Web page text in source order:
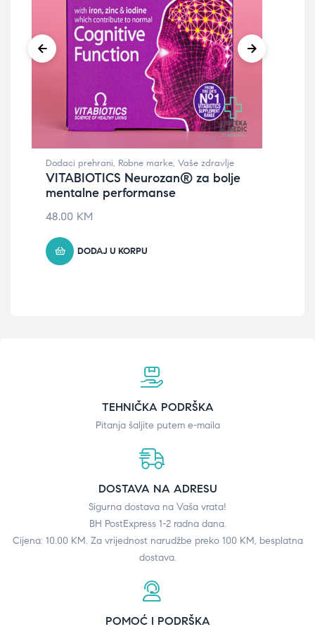
Dodaci prehrani, Robne marke, Vaše zdravlje
VITABIOTICS Neurozan® za bolje
mentalne performanse
48.00 KM
DODAJ U KORPU
TEHNIČKA PODRŠKA
Pitanja šaljite putem e-maila
DOSTAVA NA ADRESU
Sigurna dostava na Vaša vrata!
BH PostExpress 1-2 radna dana.
Cijena: 10.00 KM. Za vrijednost narudžbe preko 100 KM, besplatna
dostava.
POMOĆ I PODRŠKA